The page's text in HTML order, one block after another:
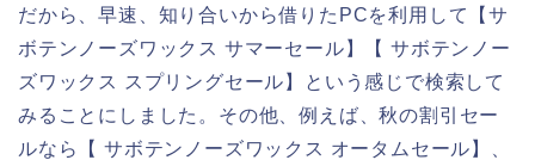
だから、早速、知り合いから借りたPCを利用して【サ
ボテンノーズワックス サマーセール】【 サボテンノー
ズワックス スプリングセール】という感じで検索して
みることにしました。その他、例えば、秋の割引セー
ルなら【 サボテンノーズワックス オータムセール】、